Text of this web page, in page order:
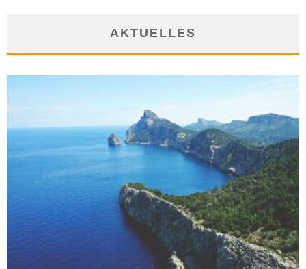
AKTUELLES